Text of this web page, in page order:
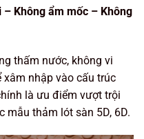
Không ẩm mốc – Không
thấm nước, không vi
xâm nhập vào cấu trúc
là ưu điểm vượt trội
mẫu thảm lót sàn 5D, 6D.